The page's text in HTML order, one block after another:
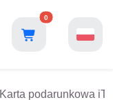
0
Karta podarunkowa